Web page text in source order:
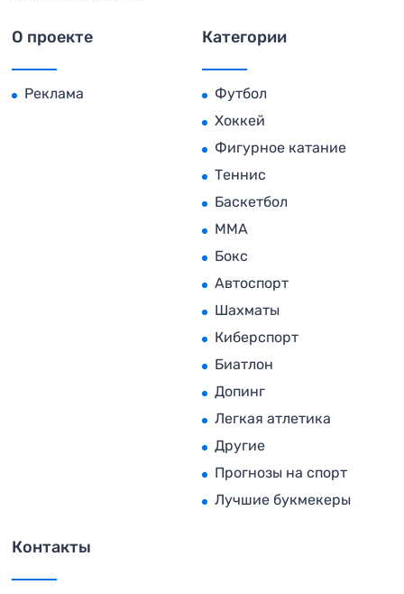
О проекте
Реклама
Категории
Футбол
Хоккей
Фигурное катание
Теннис
Баскетбол
MMA
Бокс
Автоспорт
Шахматы
Киберспорт
Биатлон
Допинг
Легкая атлетика
Другие
Прогнозы на спорт
Лучшие букмекеры
Контакты